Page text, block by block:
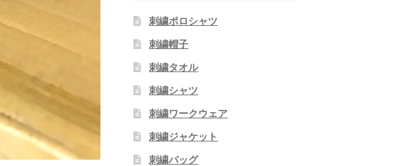
刺繍ポロシャツ
刺繍帽子
刺繍タオル
刺繍シャツ
刺繍ワークウェア
刺繍ジャケット
刺繍バッグ